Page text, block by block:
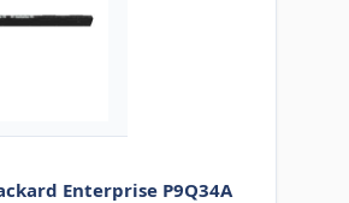
Enterprise P9Q34A